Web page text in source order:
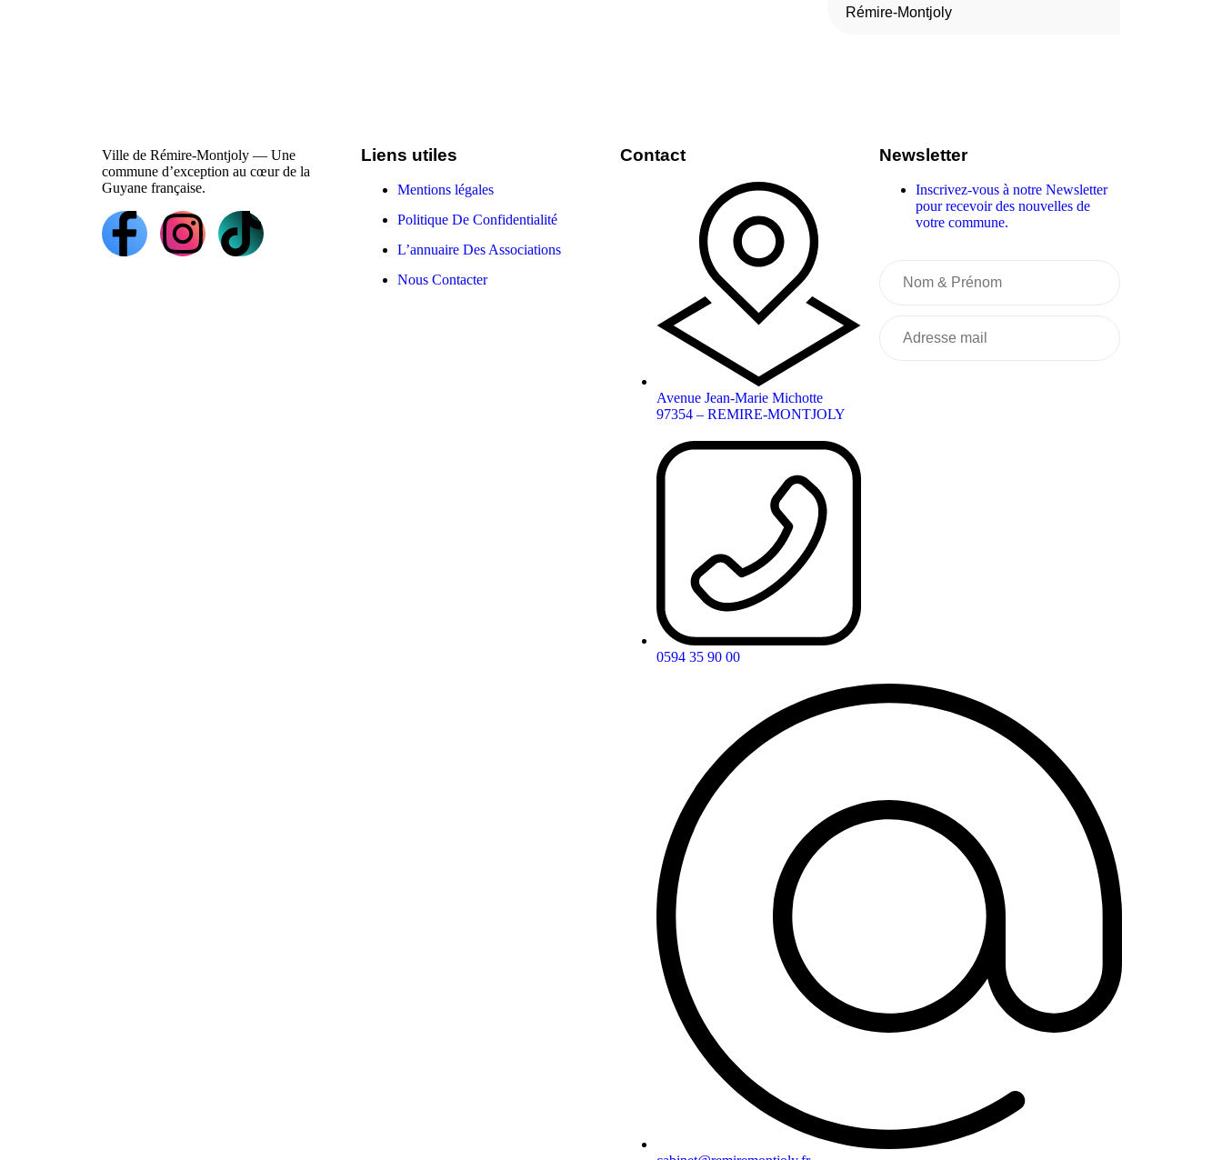
Rémire-Montjoly
Ville de Rémire-Montjoly — Une
commune d’exception au cœur de la
Guyane française.
Liens utiles
Mentions légales
Politique De Confidentialité
L’annuaire Des Associations
Nous Contacter
Contact
Avenue Jean-Marie Michotte
97354 – REMIRE-MONTJOLY
0594 35 90 00
Newsletter
Inscrivez-vous à notre Newsletter
pour recevoir des nouvelles de
votre commune.